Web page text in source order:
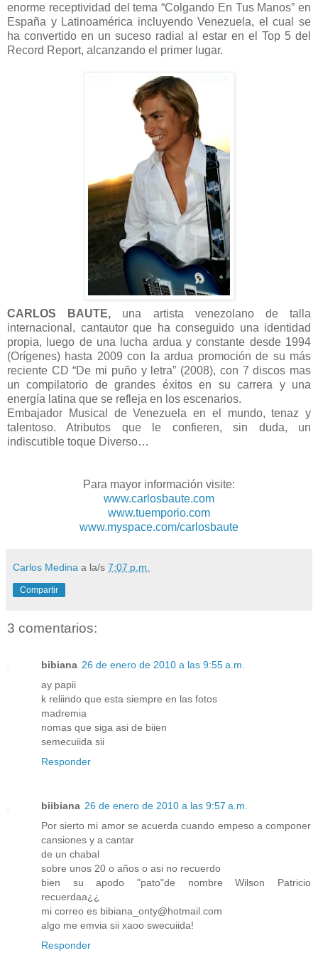
enorme receptividad del tema “Colgando En Tus Manos” en
España y Latinoamérica incluyendo Venezuela, el cual se
ha convertido en un suceso radial al estar en el Top 5 del
Record Report, alcanzando el primer lugar.
CARLOS BAUTE, una artista venezolano de talla
internacional, cantautor que ha conseguido una identidad
propia, luego de una lucha ardua y constante desde 1994
(Orígenes) hasta 2009 con la ardua promoción de su más
reciente CD “De mi puño y letra” (2008), con 7 discos mas
un compilatorio de grandes éxitos en su carrera y una
energía latina que se refleja en los escenarios.
Embajador Musical de Venezuela en el mundo, tenaz y
talentoso. Atributos que le confieren, sin duda, un
indiscutible toque Diverso…
Para mayor información visite:
www.carlosbaute.com
www.tuemporio.com
www.myspace.com/carlosbaute
Carlos Medina a la/s 7:07 p.m.
Compartir
3 comentarios:
bibiana 26 de enero de 2010 a las 9:55 a.m.
ay papii
k reliindo que esta siempre en las fotos
madremia
nomas que siga asi de biien
semecuiida sii
Responder
biibiana 26 de enero de 2010 a las 9:57 a.m.
Por sierto mi amor se acuerda cuando empeso a componer
cansiones y a cantar
de un chabal
sobre unos 20 o años o asi no recuerdo
bien su apodo "pato"de nombre Wilson Patricio
recuerdaa¿¿
mi correo es bibiana_onty@hotmail.com
algo me emvia sii xaoo swecuiida!
Responder